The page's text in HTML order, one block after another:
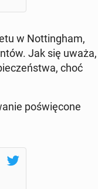
w Not­tin­gham,
Jak się uważa,
choć
po­świę­co­ne